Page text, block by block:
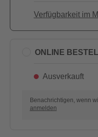
Verfügbarkeit im
ONLINE
Ausverkauft
Benachrichtigen, wenn
anmelden